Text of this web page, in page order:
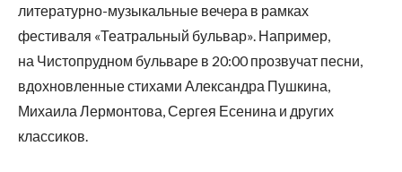
литературно-музыкальные вечера в рамках
фестиваля «Театральный бульвар». Например,
на Чистопрудном бульваре в 20:00 прозвучат песни,
вдохновленные стихами Александра Пушкина,
Михаила Лермонтова, Сергея Есенина и других
классиков.